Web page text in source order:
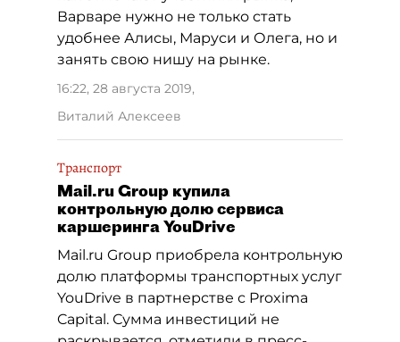
Варваре нужно не только стать
удобнее Алисы, Маруси и Олега, но и
занять свою нишу на рынке.
16:22, 28 августа 2019,
Виталий Алексеев
Транспорт
Mail.ru Group купила
контрольную долю сервиса
каршеринга YouDrivе
Mail.ru Group приобрела контрольную
долю платформы транспортных услуг
YouDrive в партнерстве с Proxima
Capital. Сумма инвестиций не